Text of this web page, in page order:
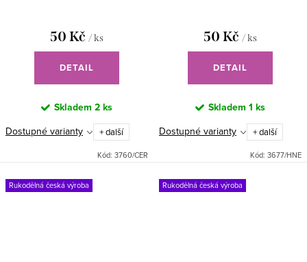
50 Kč / ks
DETAIL
Skladem 2 ks
Dostupné varianty + další
Kód: 3760/CER
50 Kč / ks
DETAIL
Skladem 1 ks
Dostupné varianty + další
Kód: 3677/HNE
Rukodělná česká výroba Rukodělná česká výroba